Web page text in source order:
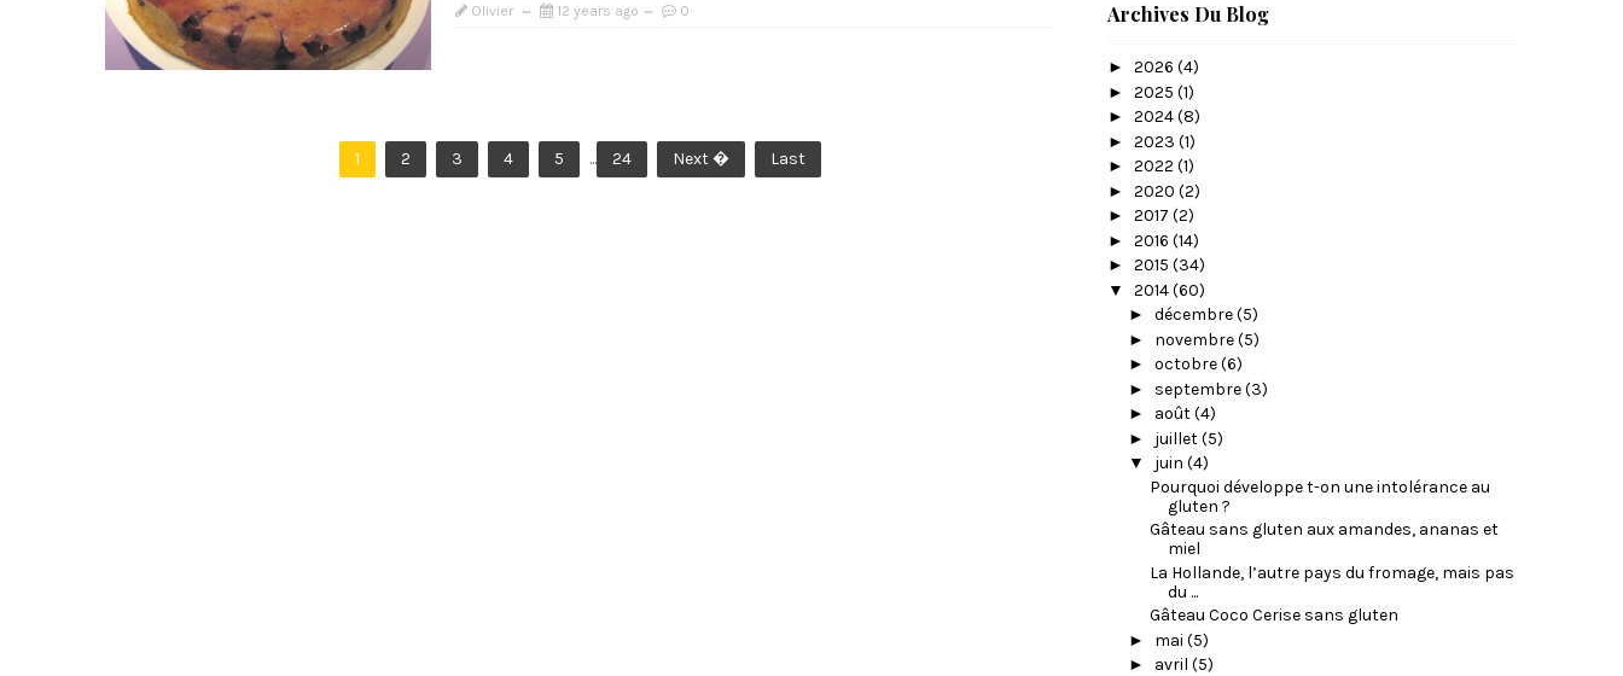
Olivier 12 years ago 0
1 2 3 4 5 ... 24 Next � Last
Archives Du Blog
► 2026 (4)
► 2025 (1)
► 2024(8)
► 2023 (1)
► 2022 (1)
► 2020 (2)
► 2017 (2)
► 2016 (14)
► 2015 (34)
▼ 2014(60)
► décembre(5)
► novembre(5)
► octobre(6)
► septembre(3)
► août(4)
► juillet(5)
▼ juin (4)
Pourquoi développe t-on une intolérance au
gluten ?
Gâteau sans gluten aux amandes, ananas et
miel
La Hollande, l’autre pays du fromage, mais pas
du ...
Gâteau Coco Cerise sans gluten
► mai (5)
► avril (5)